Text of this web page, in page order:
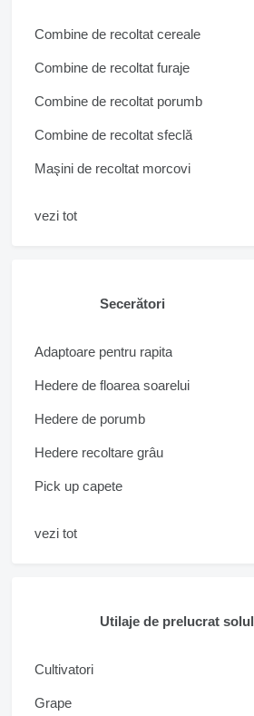
Combine de recoltat cereale
Combine de recoltat furaje
Combine de recoltat porumb
Combine de recoltat sfeclă
Maşini de recoltat morcovi
vezi tot
Secerători
Adaptoare pentru rapita
Hedere de floarea soarelui
Hedere de porumb
Hedere recoltare grâu
Pick up capete
vezi tot
Utilaje de prelucrat solul
Cultivatori
Grape